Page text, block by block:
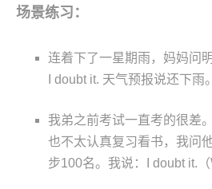
场景练习：
连着下了一星期雨，妈妈问
I doubt it. 天气预报说还下雨
我弟之前考试一直考的很差
也不太认真复习看书，我问
步100名。我说：I doubt it.（